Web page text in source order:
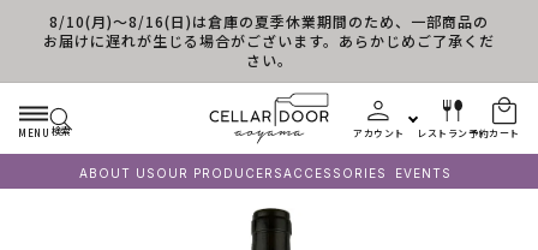
コンテンツに進む
8/10(月)～8/16(日)は倉庫の夏季休業期間のため、一部商品の
お届けに遅れが生じる場合がございます。あらかじめご了承くだ
さい。
MENU 検索 アカウント レストラン予約カート
ABOUT US OUR PRODUCERSACCESSORIES EVENTS